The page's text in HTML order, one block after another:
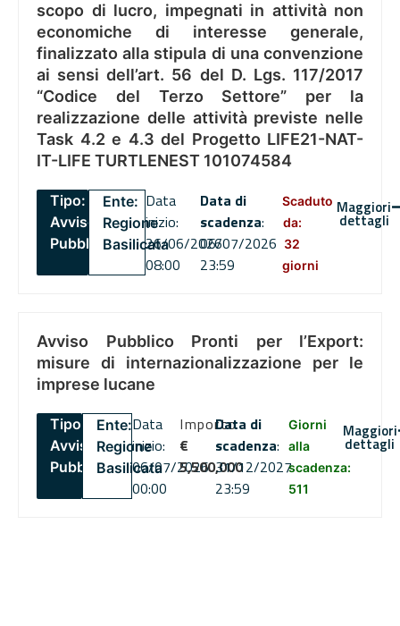
scopo di lucro, impegnati in attività non
economiche di interesse generale,
finalizzato alla stipula di una convenzione
ai sensi dell’art. 56 del D. Lgs. 117/2017
“Codice del Terzo Settore” per la
realizzazione delle attività previste nelle
Task 4.2 e 4.3 del Progetto LIFE21-NAT-
IT-LIFE TURTLENEST 101074584
Tipo:
Avviso
Pubblico
Ente:
Regione
Basilicata
Data
inizio:
26/06/2026
08:00
Data di
scadenza:
06/07/2026
23:59
Scaduto
da:
32
giorni
Maggiori
dettagli
Avviso Pubblico Pronti per l’Export:
misure di internazionalizzazione per le
imprese lucane
Tipo:
Avviso
Pubblico
Ente:
Regione
Basilicata
Data
inizio:
06/07/2026
00:00
Importo
€
5,500,000
Data di
scadenza:
31/12/2027
23:59
Giorni
alla
scadenza:
511
Maggiori
dettagli